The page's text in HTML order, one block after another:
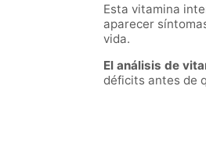
Esta vitamina
aparecer
vida.
El análisis de
déficits antes de